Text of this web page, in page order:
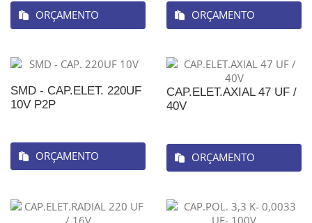
ORÇAMENTO ORÇAMENTO
SMD - CAP.ELET. 220UF
10V P2P
ORÇAMENTO
CAP.ELET.AXIAL 47 UF /
40V
ORÇAMENTO